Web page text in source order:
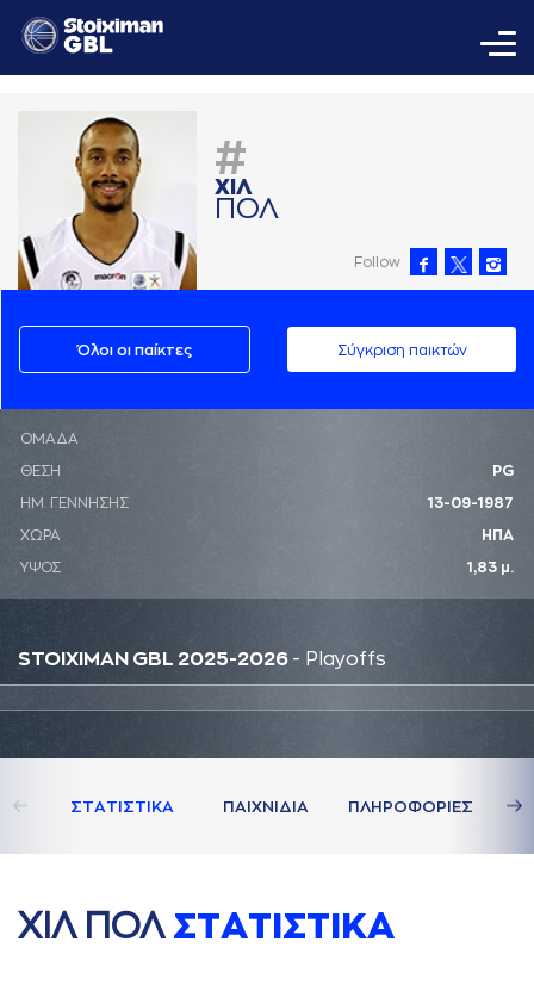
#
ΧΙΛ
ΠΟΛ
Follow
Όλοι οι παίκτες Σύγκριση παικτών
ΟΜΑΔΑ
ΘΕΣΗ PG
ΗΜ. ΓΕΝΝΗΣΗΣ 13-09-1987
ΧΩΡΑ ΗΠΑ
ΥΨΟΣ 1,83 μ.
STOIXIMAN GBL 2025-2026 - Playoffs
ΣΤAΤΙΣΤΙΚA ΠAΙΧΝΙΔΙA ΠΛΗΡΟΦΟΡΙΕΣ
ΧΙΛ ΠΟΛ ΣΤAΤΙΣΤΙΚA